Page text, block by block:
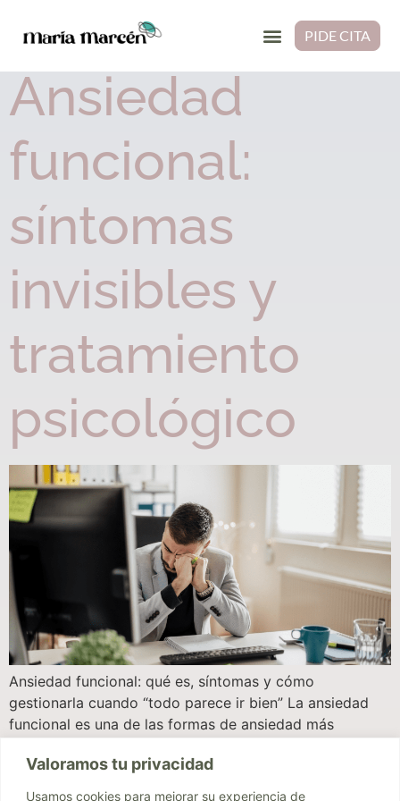
Valoramos tu privacidad
Usamos cookies para mejorar su experiencia de
PIDE CITA
Etiqueta:
Ansiedad
funcional:
síntomas
invisibles y
tratamiento
psicológico
Ansiedad funcional: qué es, síntomas y cómo
gestionarla cuando “todo parece ir bien” La ansiedad
funcional es una de las formas de ansiedad más
actualidad. Se trata de un tipo de ansiedad que no
paraliza, sino que, por el contrario, permite a la persona